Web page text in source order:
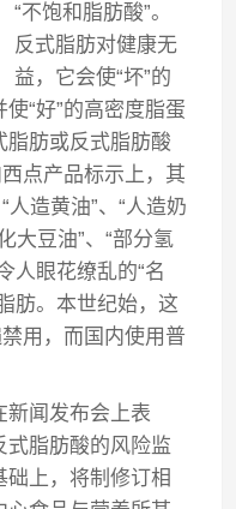
“不饱和脂肪酸”。
反式脂肪对健康无
益，它会使“坏”的
“好”的高密度脂蛋
脂肪或反式脂肪酸
点产品标示上，其
人造黄油”、“人造奶
大豆油”、“部分氢
人眼花缭乱的“名
肪。本世纪始，这
用，而国内使用普
新闻发布会上表
式脂肪酸的风险监
上，将制修订相